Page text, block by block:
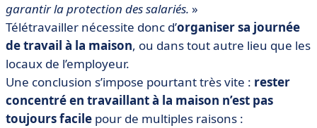
garantir la protection des salariés. »
Télétravailler nécessite donc d’organiser sa journée
de travail à la maison, ou dans tout autre lieu que les
locaux de l’employeur.
Une conclusion s’impose pourtant très vite : rester
concentré en travaillant à la maison n’est pas
toujours facile pour de multiples raisons :